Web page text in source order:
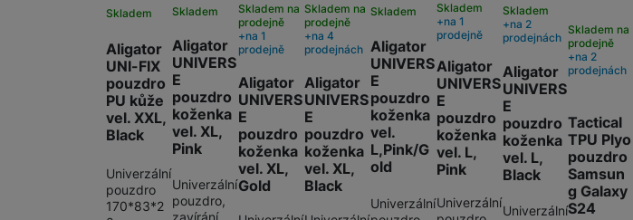
Aligator
UNI-FIX
pouzdro
PU kůže
vel. XXL,
Black
Skladem
Univerzální
pouzdro
170*83*2
Aligator
UNIVERS
E
pouzdro
koženka
vel. XL,
Pink
Skladem
Univerzální
pouzdro,
Aligator
UNIVERS
E
pouzdro
koženka
vel. XL,
Gold
Skladem na
prodejně
na 1
prodejně
Aligator
UNIVERS
E
pouzdro
koženka
vel. XL,
Black
Skladem na
prodejně
na 4
prodejnách Aligator
UNIVERS
E
pouzdro
koženka
vel.
L,Pink/G
old
Skladem
Univerzální
Aligator
UNIVERS
E
pouzdro
koženka
vel. L,
Pink
Skladem
na 1
prodejně
Univerzální
Aligator
UNIVERS
E
pouzdro
koženka
vel. L,
Black
Skladem
na 2
prodejnách
Univerzální
Tactical
TPU Plyo
pouzdro
Samsun
g Galaxy
S24
Skladem na
prodejně
na 2
prodejnách